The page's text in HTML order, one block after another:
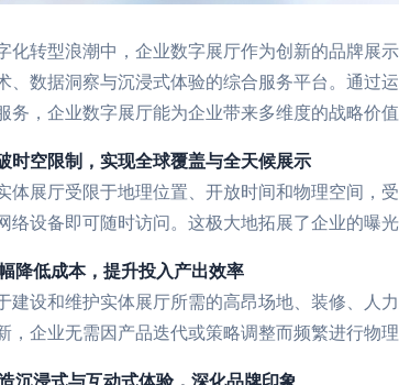
化转型浪潮中，企业数字展厅作为创新的品牌展
、数据洞察与沉浸式体验的综合服务平台。通过
务，企业数字展厅能为企业带来多维度的战略价值
时空限制，实现全球覆盖与全天候展示
体展厅受限于地理位置、开放时间和物理空间，
络设备即可随时访问。这极大地拓展了企业的曝
降低成本，提升投入产出效率
建设和维护实体展厅所需的高昂场地、装修、人
，企业无需因产品迭代或策略调整而频繁进行物
沉浸式与互动式体验，深化品牌印象